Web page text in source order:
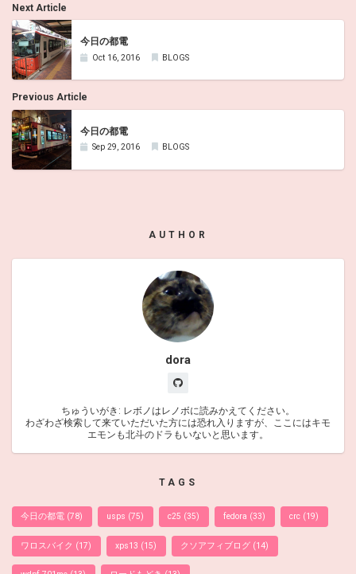
Next Article
今日の都電
Oct 16, 2016 BLOGS
Previous Article
今日の都電
Sep 29, 2016 BLOGS
AUTHOR
dora
ちゅういがき: レボノはレノボに読みかえてください。
わざわざ検索して来ていただいた方には恐れ入りますが、ここにはキモ
エモンも北斗のドラもいないと思います。
TAGS
今日の都電 (78) usps (75) c25 (35) fedora (33) crc (19)
ワロスバイク (17) xps13 (15) クソアフィブログ (14)